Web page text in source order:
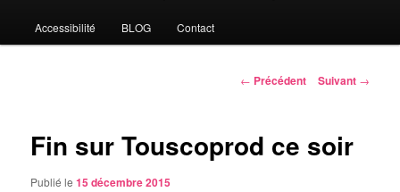
Accessibilité BLOG Contact
Navigation
← Précédent Suivant →
Fin sur Touscoprod ce soir
Publié le15 décembre 2015